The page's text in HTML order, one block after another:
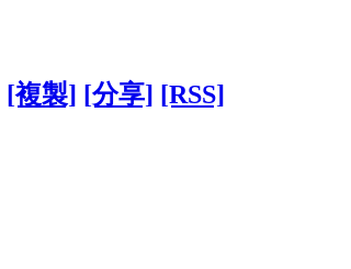
[複製] [分享] [RSS]